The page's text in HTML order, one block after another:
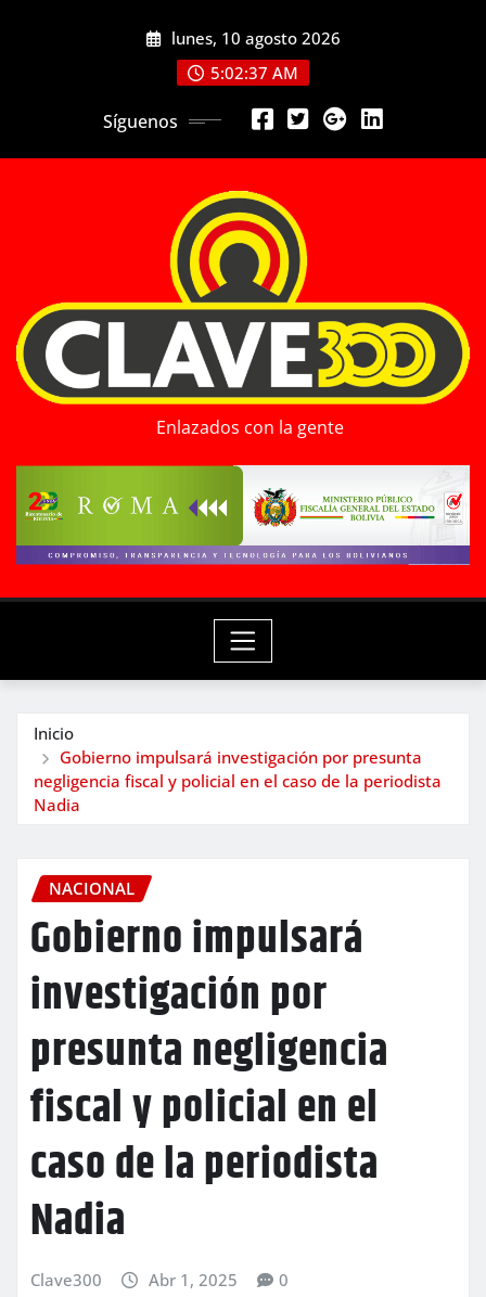
lunes, 10 agosto 2026
5:02:38 AM
Síguenos
Enlazados con la gente
Inicio
Gobierno impulsará investigación por presunta
negligencia fiscal y policial en el caso de la periodista
Nadia
NACIONAL
Gobierno impulsará
investigación por
presunta negligencia
fiscal y policial en el
caso de la periodista
Nadia
Clave300 Abr 1, 2025 0